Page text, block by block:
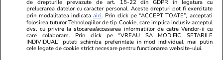
PARTENERI
de drepturile prevazute de art. 15-22 din GDPR in legatura cu
prelucrarea datelor cu caracter personal. Aceste drepturi pot fi exercitate
prin modalitatea indicataaici. Prin click pe “ACCEPT TOATE”, acceptati
folosirea tuturor Tehnologiilor de tip Cookie, care implica inclusiv acceptul
dvs. cu privire la stocarea/accesarea informatiilor de catre Vendor-ii cu
care colaboram. Prin click pe “VREAU SA MODIFIC SETARILE
INDIVIDUAL” puteti schimba preferintele in mod individual, mai putin
cele legate de cookie strict necesare pentru functionarea website-ului.